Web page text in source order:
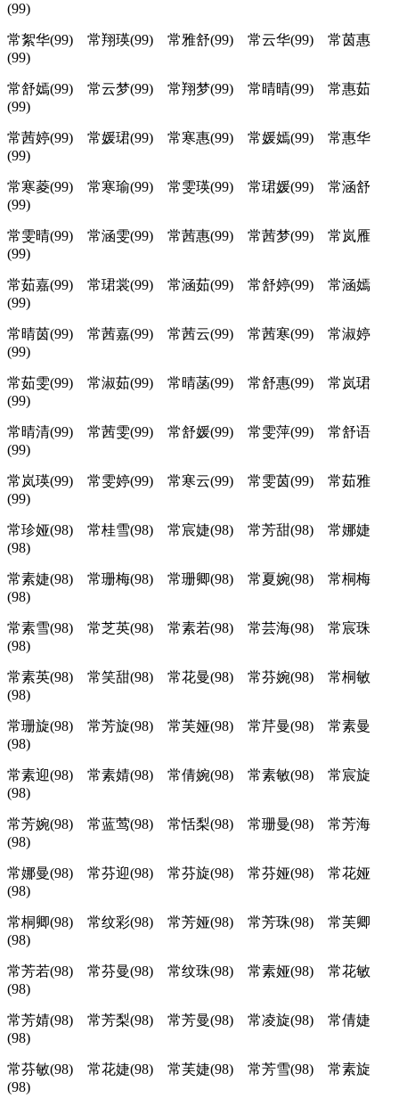
(99)
常絮华(99) 常翔瑛(99) 常雅舒(99) 常云华(99) 常茵惠
(99)
常舒嫣(99) 常云梦(99) 常翔梦(99) 常晴晴(99) 常惠茹
(99)
常茜婷(99) 常媛珺(99) 常寒惠(99) 常媛嫣(99) 常惠华
(99)
常寒菱(99) 常寒瑜(99) 常雯瑛(99) 常珺媛(99) 常涵舒
(99)
常雯晴(99) 常涵雯(99) 常茜惠(99) 常茜梦(99) 常岚雁
(99)
常茹嘉(99) 常珺裳(99) 常涵茹(99) 常舒婷(99) 常涵嫣
(99)
常晴茵(99) 常茜嘉(99) 常茜云(99) 常茜寒(99) 常淑婷
(99)
常茹雯(99) 常淑茹(99) 常晴菡(99) 常舒惠(99) 常岚珺
(99)
常晴清(99) 常茜雯(99) 常舒媛(99) 常雯萍(99) 常舒语
(99)
常岚瑛(99) 常雯婷(99) 常寒云(99) 常雯茵(99) 常茹雅
(99)
常珍娅(98) 常桂雪(98) 常宸婕(98) 常芳甜(98) 常娜婕
(98)
常素婕(98) 常珊梅(98) 常珊卿(98) 常夏婉(98) 常桐梅
(98)
常素雪(98) 常芝英(98) 常素若(98) 常芸海(98) 常宸珠
(98)
常素英(98) 常笑甜(98) 常花曼(98) 常芬婉(98) 常桐敏
(98)
常珊旋(98) 常芳旋(98) 常芙娅(98) 常芹曼(98) 常素曼
(98)
常素迎(98) 常素婧(98) 常倩婉(98) 常素敏(98) 常宸旋
(98)
常芳婉(98) 常蓝莺(98) 常恬梨(98) 常珊曼(98) 常芳海
(98)
常娜曼(98) 常芬迎(98) 常芬旋(98) 常芬娅(98) 常花娅
(98)
常桐卿(98) 常纹彩(98) 常芳娅(98) 常芳珠(98) 常芙卿
(98)
常芳若(98) 常芬曼(98) 常纹珠(98) 常素娅(98) 常花敏
(98)
常芳婧(98) 常芳梨(98) 常芳曼(98) 常凌旋(98) 常倩婕
(98)
常芬敏(98) 常花婕(98) 常芙婕(98) 常芳雪(98) 常素旋
(98)